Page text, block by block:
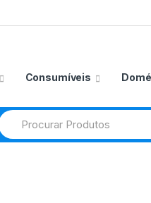
Consumíveis
Procurar